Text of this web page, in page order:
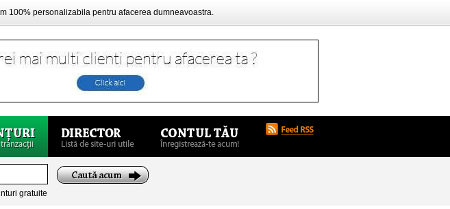
100% personalizabila pentru afacerea dumneavoastra.
gratuite